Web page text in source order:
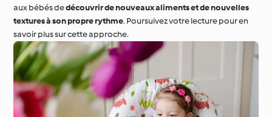
aux bébés dedécouvrir de nouveaux aliments et de nouvelles
textures à son propre rythme. Poursuivez votre lecture pour en
savoir plus sur cette approche.